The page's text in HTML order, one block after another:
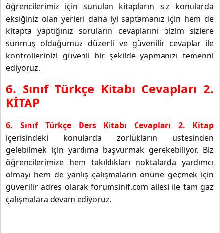
öğrencilerimiz için sunulan kitapların siz konularda
eksiğiniz olan yerleri daha iyi saptamanız için hem de
kitapta yaptığınız soruların cevaplarını bizim sizlere
sunmuş olduğumuz düzenli ve güvenilir cevaplar ile
kontrollerinizi güvenli bir şekilde yapmanızı temenni
ediyoruz.
6. Sınıf Türkçe Kitabı Cevapları 2.
KİTAP
6. Sınıf Türkçe Ders Kitabı Cevapları 2. Kitap
içerisindeki konularda zorlukların üstesinden
gelebilmek için yardıma başvurmak gerekebiliyor. Biz
öğrencilerimize hem takıldıkları noktalarda yardımcı
olmayı hem de yanlış çalışmaların önüne geçmek için
güvenilir adres olarak forumsinif.com ailesi ile tam gaz
çalışmalara devam ediyoruz.